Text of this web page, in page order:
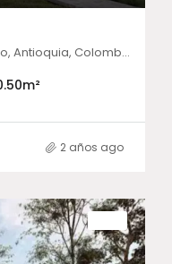
Llanogrande-Rio Negro, Rionegro, Antioquia, Colombia
m²
2 años ago